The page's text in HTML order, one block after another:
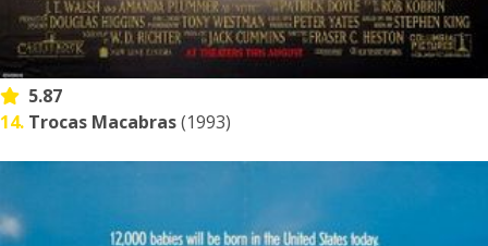
5.87
14. Trocas Macabras(1993)